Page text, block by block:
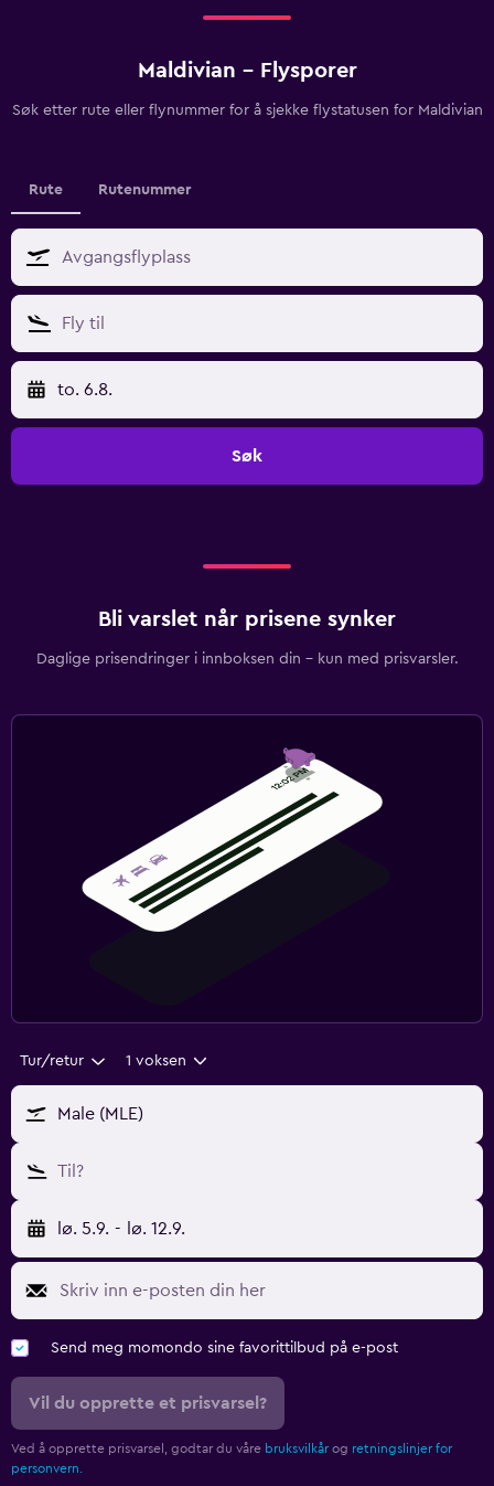
Maldivian - Flysporer
Søk etter rute eller flynummer for å sjekke flystatusen for Maldivian
Rute Rutenummer
to. 6.8.
Søk
Bli varslet når prisene synker
Daglige prisendringer i innboksen din – kun med prisvarsler.
Tur/retur 1 voksen
Male (MLE)
Til?
lø. 5.9. - lø. 12.9.
Send meg momondo sine favorittilbud på e-post
Vil du opprette et prisvarsel?
Ved å opprette prisvarsel, godtar du våre bruksvilkår og retningslinjer for
personvern.